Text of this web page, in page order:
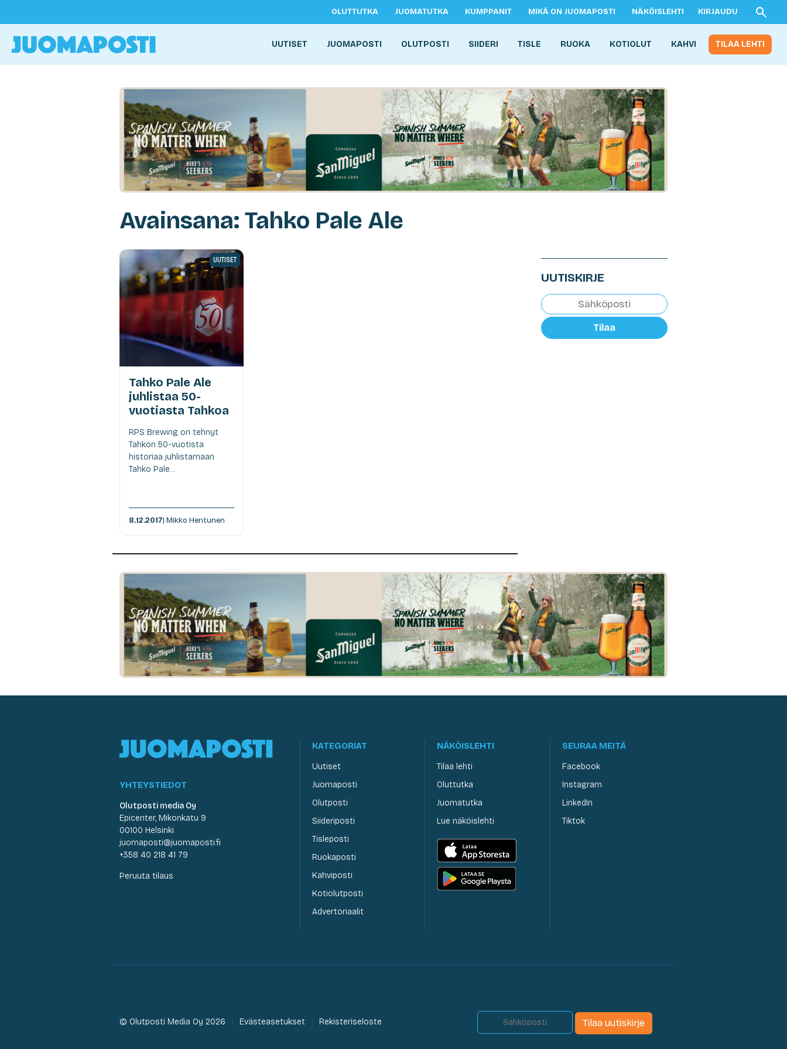
OLUTTUTKA JUOMATUTKA KUMPPANIT MIKÄ ON JUOMAPOSTI NÄKÖISLEHTI KIRJAUDU
UUTISET JUOMAPOSTI OLUTPOSTI SIIDERI TISLE RUOKA KOTIOLUT KAHVI TILAA LEHTI
Avainsana: Tahko Pale Ale
UUTISET
Tahko Pale Ale
juhlistaa 50-
vuotiasta Tahkoa
RPS Brewing on tehnyt
Tahkon 50-vuotista
historiaa juhlistamaan
Tahko Pale...
8.12.2017| Mikko Hentunen
UUTISKIRJE
Tilaa
YHTEYSTIEDOT
Olutposti media Oy
Epicenter, Mikonkatu 9
00100 Helsinki
juomaposti@juomaposti.fi
+358 40 218 41 79
Peruuta tilaus
KATEGORIAT
Uutiset
Juomaposti
Olutposti
Siideriposti
Tisleposti
Ruokaposti
Kahviposti
Kotiolutposti
Advertoriaalit
NÄKÖISLEHTI
Tilaa lehti
Oluttutka
Juomatutka
Lue näköislehti
SEURAA MEITÄ
Facebook
Instagram
LinkedIn
Tiktok
© Olutposti Media Oy 2026 Evästeasetukset Rekisteriseloste Tilaa uutiskirje